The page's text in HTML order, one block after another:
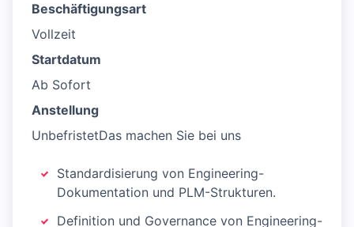
Beschäftigungsart
Vollzeit
Startdatum
Ab Sofort
Anstellung
UnbefristetDas machen Sie bei uns
Standardisierung von Engineering-
Dokumentation und PLM-Strukturen.
Definition und Governance von Engineering-